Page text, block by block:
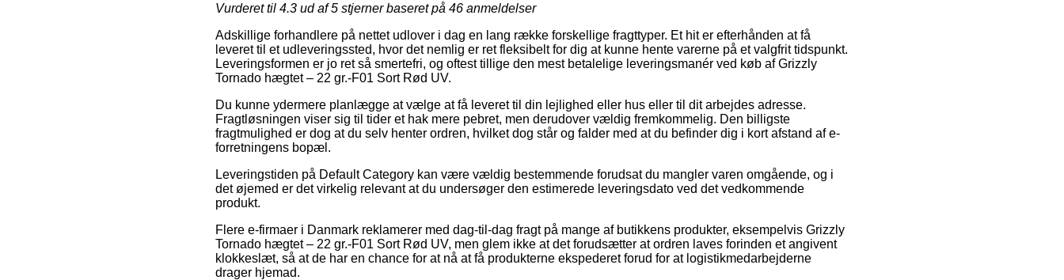
Vurderet til 4.3 ud af 5 stjerner baseret på 46 anmeldelser
Adskillige forhandlere på nettet udlover i dag en lang række forskellige fragttyper. Et hit er efterhånden at få
leveret til et udleveringssted, hvor det nemlig er ret fleksibelt for dig at kunne hente varerne på et valgfrit tidspunkt.
Leveringsformen er jo ret så smertefri, og oftest tillige den mest betalelige leveringsmanér ved køb af Grizzly
Tornado hægtet – 22 gr.-F01 Sort Rød UV.
Du kunne ydermere planlægge at vælge at få leveret til din lejlighed eller hus eller til dit arbejdes adresse.
Fragtløsningen viser sig til tider et hak mere pebret, men derudover vældig fremkommelig. Den billigste
fragtmulighed er dog at du selv henter ordren, hvilket dog står og falder med at du befinder dig i kort afstand af e-
forretningens bopæl.
Leveringstiden på Default Category kan være vældig bestemmende forudsat du mangler varen omgående, og i
det øjemed er det virkelig relevant at du undersøger den estimerede leveringsdato ved det vedkommende
produkt.
Flere e-firmaer i Danmark reklamerer med dag-til-dag fragt på mange af butikkens produkter, eksempelvis Grizzly
Tornado hægtet – 22 gr.-F01 Sort Rød UV, men glem ikke at det forudsætter at ordren laves forinden et angivent
klokkeslæt, så at de har en chance for at nå at få produkterne ekspederet forud for at logistikmedarbejderne
drager hjemad.